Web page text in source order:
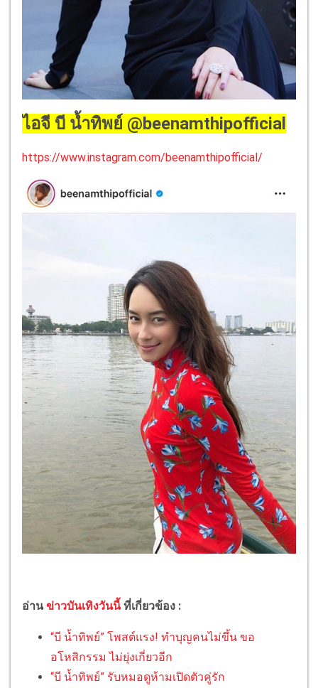
ไอจี บี น้ำทิพย์ @beenamthipofficial
https://www.instagram.com/beenamthipofficial/
อ่านข่าวบันเทิงวันนี้ ที่เกี่ยวข้อง :
“บี น้ำทิพย์” โพสต์แรง! ทำบุญคนไม่ขึ้น ขอ
อโหสิกรรม ไม่ยุ่งเกี่ยวอีก
“บี น้ำทิพย์” รับหมอดูห้ามเปิดตัวคู่รัก